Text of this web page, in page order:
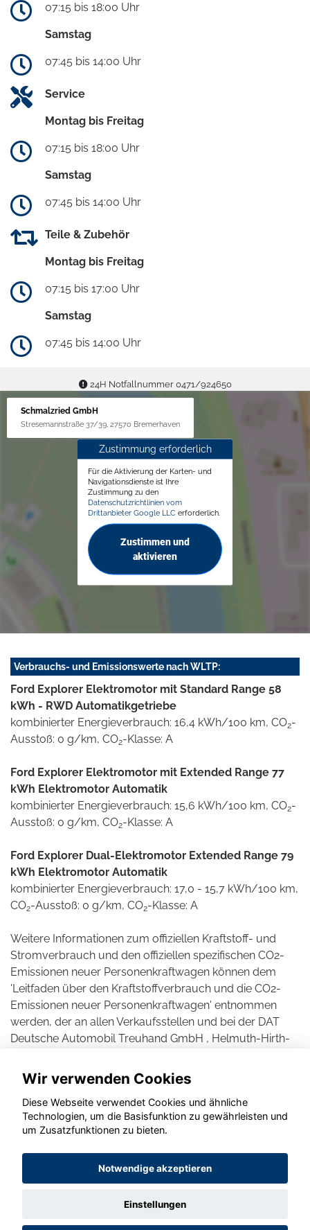
07:15 bis 18:00 Uhr
Samstag
07:45 bis 14:00 Uhr
Service
Montag bis Freitag
07:15 bis 18:00 Uhr
Samstag
07:45 bis 14:00 Uhr
Teile & Zubehör
Montag bis Freitag
07:15 bis 17:00 Uhr
Samstag
07:45 bis 14:00 Uhr
24H Notfallnummer 0471/924650
Schmalzried GmbH
Stresemannstraße 37/39, 27570 Bremerhaven
Zustimmung erforderlich
Für die Aktivierung der Karten- und
Navigationsdienste ist Ihre
Zustimmung zu den
Datenschutzrichtlinien vom
Drittanbieter Google LLC erforderlich.
Zustimmen und
aktivieren
Verbrauchs- und Emissionswerte nach WLTP:
Ford Explorer Elektromotor mit Standard Range 58
kWh - RWD Automatikgetriebe
kombinierter Energieverbrauch: 16,4 kWh/100 km, CO2-
Ausstoß: 0 g/km, CO2-Klasse: A
Ford Explorer Elektromotor mit Extended Range 77
kWh Elektromotor Automatik
kombinierter Energieverbrauch: 15,6 kWh/100 km, CO2-
Ausstoß: 0 g/km, CO2-Klasse: A
Ford Explorer Dual-Elektromotor Extended Range 79
kWh Elektromotor Automatik
kombinierter Energieverbrauch: 17,0 - 15,7 kWh/100 km,
CO2-Ausstoß: 0 g/km, CO2-Klasse: A
Weitere Informationen zum offiziellen Kraftstoff- und
Stromverbrauch und den offiziellen spezifischen CO2-
Emissionen neuer Personenkraftwagen können dem
'Leitfaden über den Kraftstoffverbrauch und die CO2-
Emissionen neuer Personenkraftwagen' entnommen
werden, der an allen Verkaufsstellen und bei der DAT
Deutsche Automobil Treuhand GmbH , Helmuth-Hirth-
© konjunkturmotor.de GmbH 2020 - 2026
Wir verwenden Cookies
Diese Webseite verwendet Cookies und ähnliche
Technologien, um die Basisfunktion zu gewährleisten und
um Zusatzfunktionen zu bieten.
Notwendige akzeptieren
Einstellungen